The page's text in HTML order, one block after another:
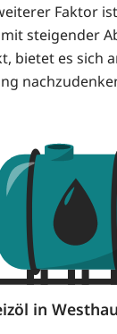
Faktor
mit steigender
bietet es sich
in